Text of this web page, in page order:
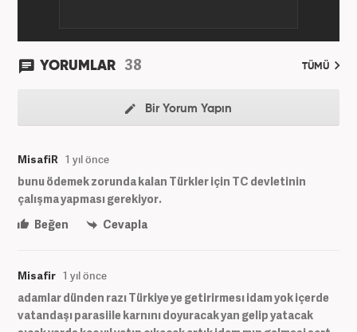
YORUMLAR 38 TÜMÜ
Bir Yorum Yapın
MisafiR 1 yıl önce
bunu ödemek zorunda kalan Türkler için TC devletinin
çalışma yapması gerekiyor.
Beğen
Cevapla
Misafir 1 yıl önce
adamlar dünden razı Türkiye ye getirirmesı idam yok içerde
vatandaşı parasiile karnını doyuracak yan gelip yatacak